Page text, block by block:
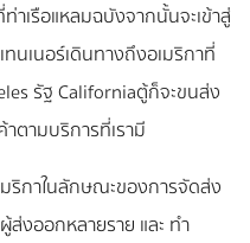
าเรือแหลมฉบังจากนั้นจะเข้าสู่
นเนอร์เดินทางถึงอเมริกาที่
รัฐ California ตู้ก็จะขนส่ง
าตามบริการที่เรามี
ริกาในลักษณะของการจัดส่ง
ส่งออกหลายราย และ ทำ